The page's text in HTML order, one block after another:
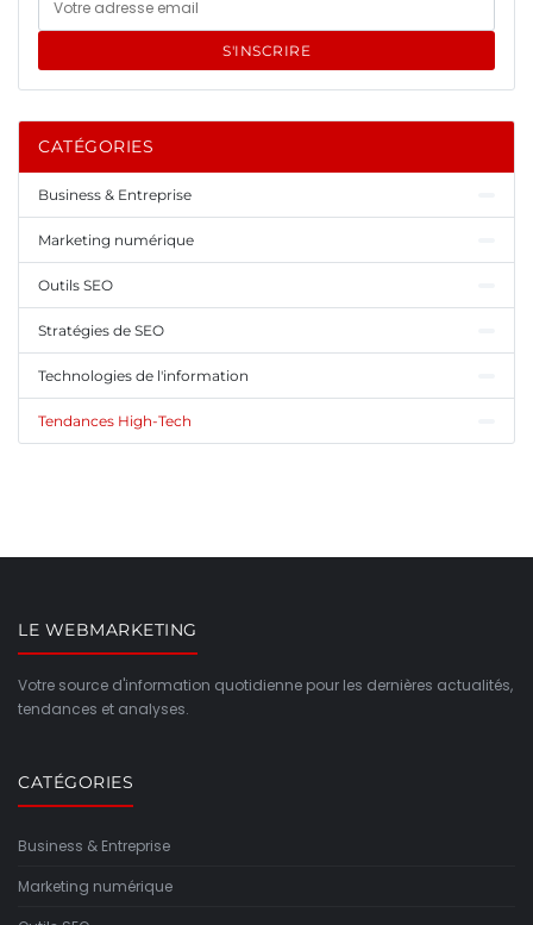
S'INSCRIRE
CATÉGORIES
Business & Entreprise
Marketing numérique
Outils SEO
Stratégies de SEO
Technologies de l'information
Tendances High-Tech
LE WEBMARKETING
Votre source d'information quotidienne pour les dernières actualités,
tendances et analyses.
CATÉGORIES
Business & Entreprise
Marketing numérique